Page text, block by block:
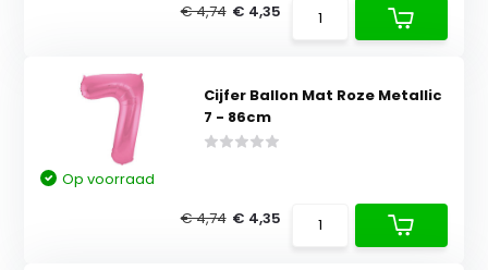
€ 4,74 € 4,35
Cijfer Ballon Mat Roze Metallic
7 - 86cm
Op voorraad
€ 4,74 € 4,35